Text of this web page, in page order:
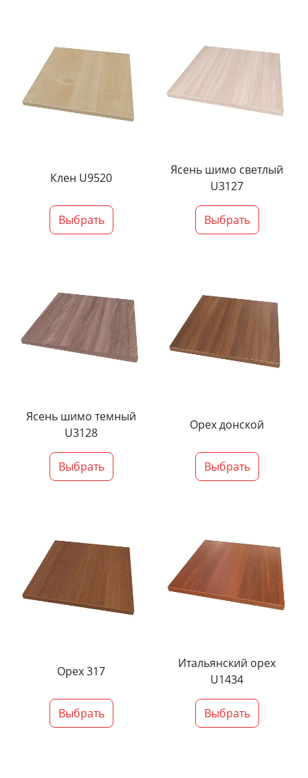
Клен U9520
Выбрать
Ясень шимо светлый
U3127
Выбрать
Ясень шимо темный
U3128
Выбрать
Орех донской
Выбрать
Орех 317
Выбрать
Итальянский орех
U1434
Выбрать